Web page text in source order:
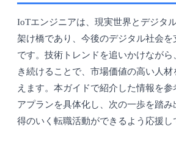
IoTエンジニアは、現実世界とデジタ
架け橋であり、今後のデジタル社会を
です。技術トレンドを追いかけなが
き続けることで、市場価値の高い人
えます。本ガイドで紹介した情報を参
アプランを具体化し、次の一歩を踏
得のいく転職活動ができるよう応援し